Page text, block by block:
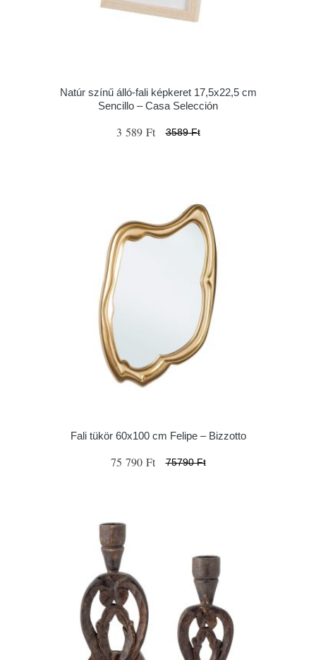
Natúr színű álló-fali képkeret 17,5x22,5 cm
Sencillo – Casa Selección
3 589 Ft 3589 Ft
Fali tükör 60x100 cm Felipe – Bizzotto
75 790 Ft 75790 Ft